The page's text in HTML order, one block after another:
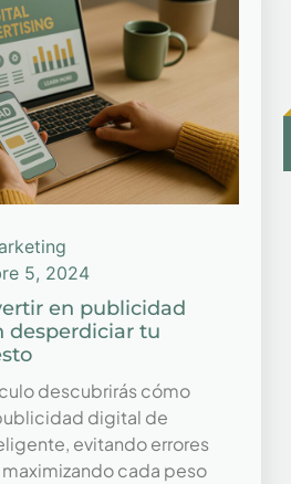
5, 2024
en publicidad
desperdiciar tu
descubrirás cómo
digital de
evitando errores
cada peso